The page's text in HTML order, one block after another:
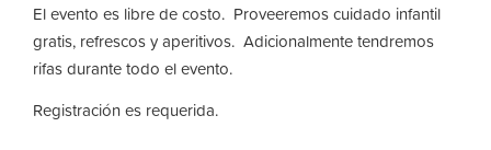
El evento es libre de costo. Proveeremos cuidado infantil
gratis, refrescos y aperitivos. Adicionalmente tendremos
rifas durante todo el evento.
Registración es requerida.